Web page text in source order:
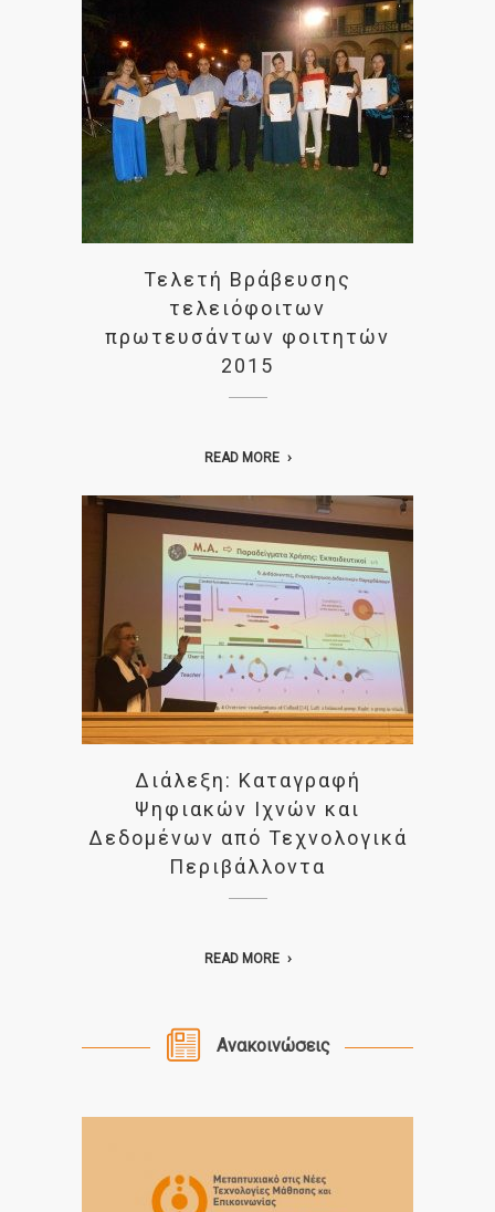
Τελετή Βράβευσης
τελειόφοιτων
πρωτευσάντων φοιτητών
2015
READ MORE
Διάλεξη: Καταγραφή
Ψηφιακών Ιχνών και
Δεδομένων από Τεχνολογικά
Περιβάλλοντα
READ MORE
Ανακοινώσεις